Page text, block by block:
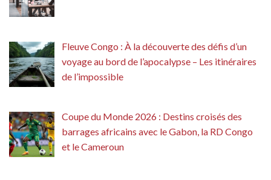
Fleuve Congo : À la découverte des défis d’un
voyage au bord de l’apocalypse – Les itinéraires
de l’impossible
Coupe du Monde 2026 : Destins croisés des
barrages africains avec le Gabon, la RD Congo
et le Cameroun